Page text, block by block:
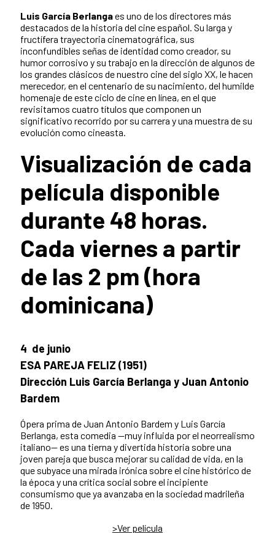
Luis García Berlangaes uno de los directores más
destacados de la historia del cine español. Su larga y
fructífera trayectoria cinematográfica, sus
inconfundibles señas de identidad como creador, su
humor corrosivo y su trabajo en la dirección de algunos de
los grandes clásicos de nuestro cine del siglo XX, le hacen
merecedor, en el centenario de su nacimiento, del humilde
homenaje de este ciclo de cine en línea, en el que
revisitamos cuatro títulos que componen un
significativo recorrido por su carrera y una muestra de su
evolución como cineasta.
Visualización de cada
película disponible
durante 48 horas.
Cada viernes a partir
de las 2 pm (hora
dominicana)
4 de junio
ESA PAREJA FELIZ (1951)
Dirección Luis García Berlanga y Juan Antonio
Bardem
Ópera prima de Juan Antonio Bardem y Luis García
Berlanga, esta comedia —muy influida por el neorrealismo
italiano— es una tierna y divertida historia sobre una
joven pareja que busca mejorar su calidad de vida, en la
que subyace una mirada irónica sobre el cine histórico de
la época y una crítica social sobre el incipiente
consumismo que ya avanzaba en la sociedad madrileña
de 1950.
>Ver película